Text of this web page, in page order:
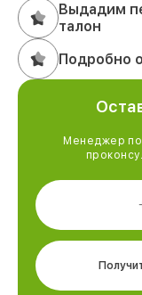
Выдадим
талон
Подробно
Менеджер